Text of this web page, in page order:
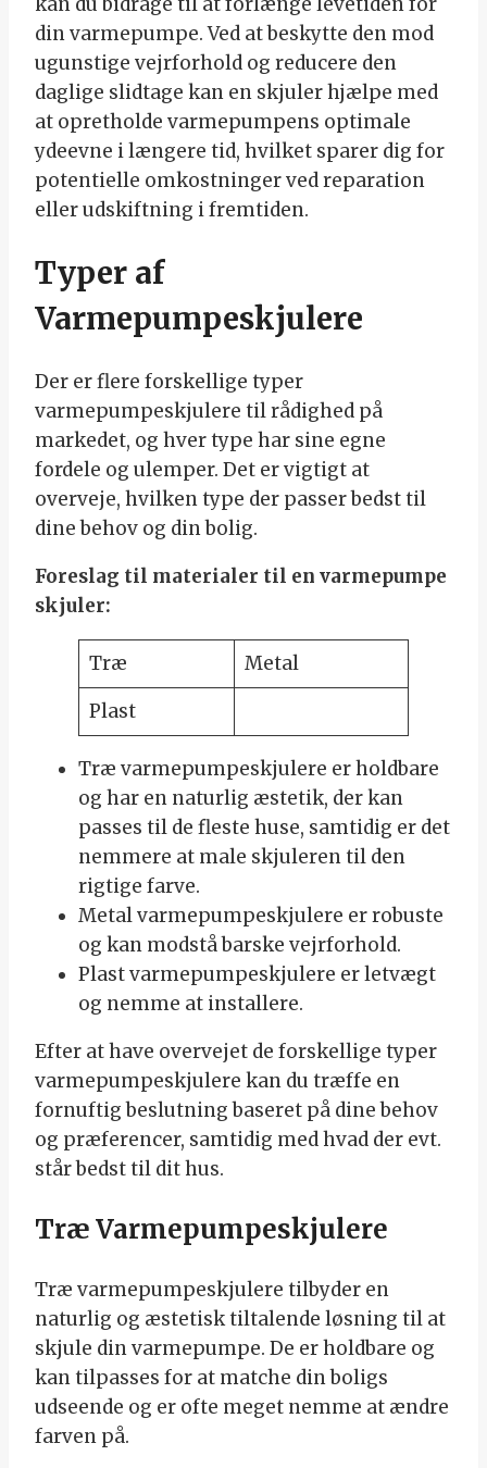
din varmepumpe. Ved at beskytte den mod
ugunstige vejrforhold og reducere den
daglige slidtage kan en skjuler hjælpe med
at opretholde varmepumpens optimale
ydeevne i længere tid, hvilket sparer dig for
potentielle omkostninger ved reparation
eller udskiftning i fremtiden.
Typer af
Varmepumpeskjulere
Der er flere forskellige typer
varmepumpeskjulere til rådighed på
markedet, og hver type har sine egne
fordele og ulemper. Det er vigtigt at
overveje, hvilken type der passer bedst til
dine behov og din bolig.
Foreslag til materialer til en varmepumpe
skjuler:
Træ
Metal
Plast
Træ varmepumpeskjulere er holdbare
og har en naturlig æstetik, der kan
passes til de fleste huse, samtidig er det
nemmere at male skjuleren til den
rigtige farve.
Metal varmepumpeskjulere er robuste
og kan modstå barske vejrforhold.
Plast varmepumpeskjulere er letvægt
og nemme at installere.
Efter at have overvejet de forskellige typer
varmepumpeskjulere kan du træffe en
fornuftig beslutning baseret på dine behov
og præferencer, samtidig med hvad der evt.
står bedst til dit hus.
Træ Varmepumpeskjulere
Træ varmepumpeskjulere tilbyder en
naturlig og æstetisk tiltalende løsning til at
skjule din varmepumpe. De er holdbare og
kan tilpasses for at matche din boligs
udseende og er ofte meget nemme at ændre
farven på.